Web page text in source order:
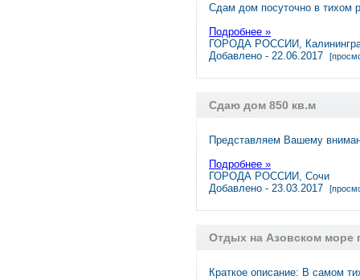
Сдам дом посуточно в тихом
Подробнее »
ГОРОДА РОССИИ,
Добавлено - 22.06.2017
Сдаю дом 850 кв.м
Представляем Вашему
Подробнее »
ГОРОДА РОССИИ, Сочи
Добавлено - 23.03.2017
Отдых на Азовском море
Краткое описание: В самом